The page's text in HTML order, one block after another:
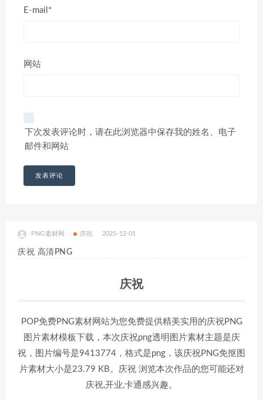
E-mail*
网站
下次发表评论时，请在此浏览器中保存我的姓名、电子
邮件和网站
PNG素材网 庆祝 2025-12-01
庆祝 高清PNG
庆祝
POP免费PNG素材网站为您免费提供精美实用的庆祝PNG
图片素材模板下载，本次庆祝png透明图片素材主题是庆
祝，图片编号是9413774，格式是png，该庆祝PNG免抠图
片素材大小是23.79 KB。庆祝 浏览本次作品的您可能还对
庆祝,开业,卡通感兴趣。